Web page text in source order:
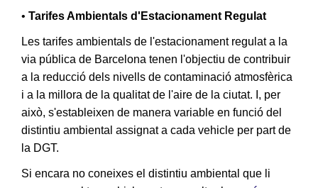
• Tarifes Ambientals d'Estacionament Regulat
Les tarifes ambientals de l'estacionament regulat a la
via pública de Barcelona tenen l'objectiu de contribuir
a la reducció dels nivells de contaminació atmosfèrica
i a la millora de la qualitat de l'aire de la ciutat. I, per
això, s'estableixen de manera variable en funció del
distintiu ambiental assignat a cada vehicle per part de
la DGT.
Si encara no coneixes el distintiu ambiental que li